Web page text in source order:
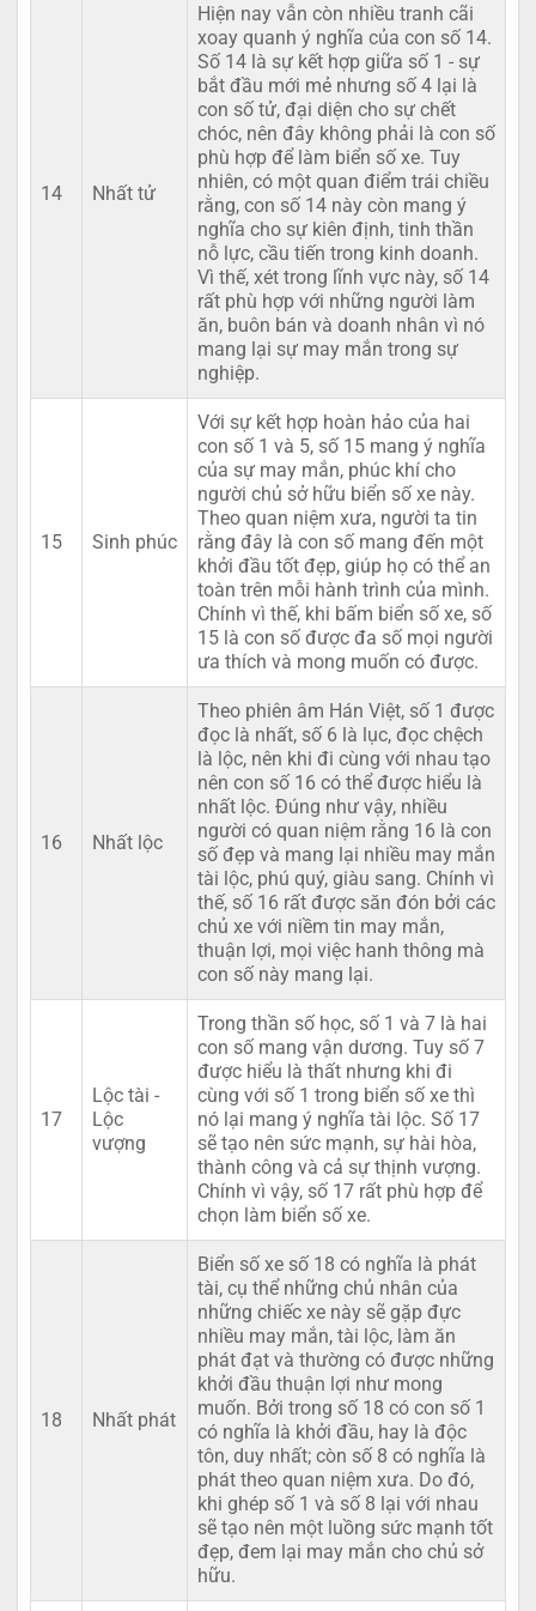
14 Nhất tử
Hiện nay vẫn còn nhiều tranh cãi
xoay quanh ý nghĩa của con số 14.
Số 14 là sự kết hợp giữa số 1 - sự
bắt đầu mới mẻ nhưng số 4 lại là
con số tử, đại diện cho sự chết
chóc, nên đây không phải là con số
phù hợp để làm biển số xe. Tuy
nhiên, có một quan điểm trái chiều
rằng, con số 14 này còn mang ý
nghĩa cho sự kiên định, tinh thần
nỗ lực, cầu tiến trong kinh doanh.
Vì thế, xét trong lĩnh vực này, số 14
rất phù hợp với những người làm
ăn, buôn bán và doanh nhân vì nó
mang lại sự may mắn trong sự
nghiệp.
15 Sinh phúc
Với sự kết hợp hoàn hảo của hai
con số 1 và 5, số 15 mang ý nghĩa
của sự may mắn, phúc khí cho
người chủ sở hữu biển số xe này.
Theo quan niệm xưa, người ta tin
rằng đây là con số mang đến một
khởi đầu tốt đẹp, giúp họ có thể an
toàn trên mỗi hành trình của mình.
Chính vì thế, khi bấm biển số xe, số
15 là con số được đa số mọi người
ưa thích và mong muốn có được.
16 Nhất lộc
Theo phiên âm Hán Việt, số 1 được
đọc là nhất, số 6 là lục, đọc chệch
là lộc, nên khi đi cùng với nhau tạo
nên con số 16 có thể được hiểu là
nhất lộc. Đúng như vậy, nhiều
người có quan niệm rằng 16 là con
số đẹp và mang lại nhiều may mắn
tài lộc, phú quý, giàu sang. Chính vì
thế, số 16 rất được săn đón bởi các
chủ xe với niềm tin may mắn,
thuận lợi, mọi việc hanh thông mà
con số này mang lại.
17
Lộc tài -
Lộc
vượng
Trong thần số học, số 1 và 7 là hai
con số mang vận dương. Tuy số 7
được hiểu là thất nhưng khi đi
cùng với số 1 trong biển số xe thì
nó lại mang ý nghĩa tài lộc. Số 17
sẽ tạo nên sức mạnh, sự hài hòa,
thành công và cả sự thịnh vượng.
Chính vì vậy, số 17 rất phù hợp để
chọn làm biển số xe.
18 Nhất phát
Biển số xe số 18 có nghĩa là phát
tài, cụ thể những chủ nhân của
những chiếc xe này sẽ gặp đực
nhiều may mắn, tài lộc, làm ăn
phát đạt và thường có được những
khởi đầu thuận lợi như mong
muốn. Bởi trong số 18 có con số 1
có nghĩa là khởi đầu, hay là độc
tôn, duy nhất; còn số 8 có nghĩa là
phát theo quan niệm xưa. Do đó,
khi ghép số 1 và số 8 lại với nhau
sẽ tạo nên một luồng sức mạnh tốt
đẹp, đem lại may mắn cho chủ sở
hữu.